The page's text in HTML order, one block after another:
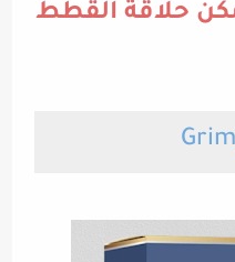
حلاقة القطط